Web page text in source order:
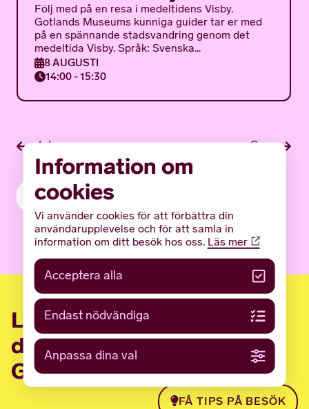
Följ med på en resa i medeltidens Visby.
Gotlands Museums kunniga guider tar er med
på en spännande stadsvandring genom det
medeltida Visby. Språk: Svenska...
8 AUGUSTI
14:00 - 15:30
Jul Sep
PRENUMERERA PÅ KALENDER
Låt oss inspirera dig inför
ditt nästa besök på
Gotlands Museum!
FÅ TIPS PÅ BESÖK
Information om
cookies
Vi använder cookies för att förbättra din
användarupplevelse och för att samla in
information om ditt besök hos oss. Läs mer
Acceptera alla
Endast nödvändiga
Anpassa dina val